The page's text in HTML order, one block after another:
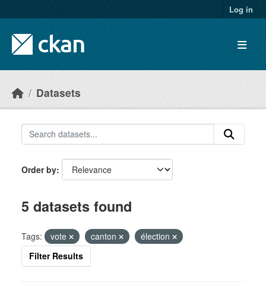
Log in
Datasets
Order by
5 datasets found
Tags: vote canton
élection
Filter Results